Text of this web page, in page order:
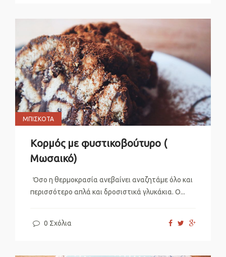
ΜΠΙΣΚΌΤΑ
Κορμός με φυστικοβούτυρο (
Μωσαικό)
Όσο η θερμοκρασία ανεβαίνει αναζητάμε όλο και
περισσότερο απλά και δροσιστικά γλυκάκια. Ο...
0 Σχόλια